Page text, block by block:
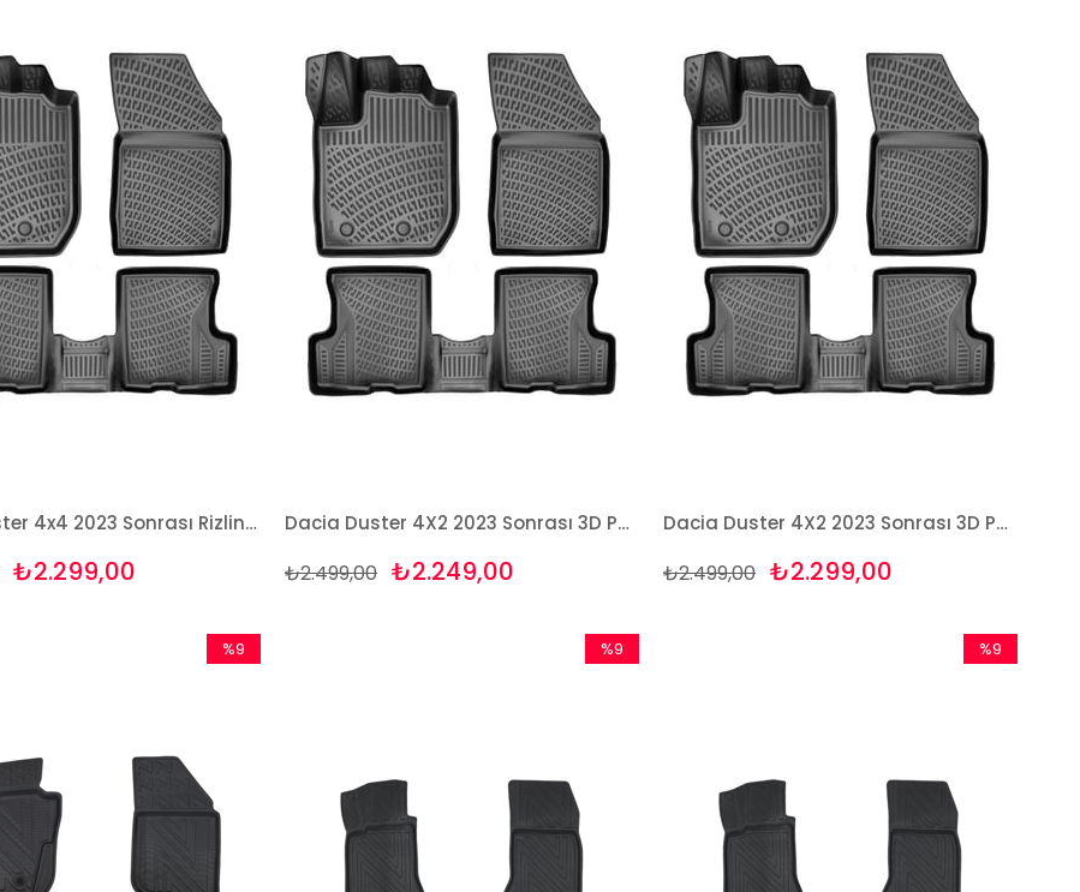
Dacia Duster 4x4 2023 Sonrası Rizline 3D Havuzlu Paspas Takımı
₺2.299,00
Dacia Duster 4X2 2023 Sonrası 3D Paspas Takımı Bizymo
₺2.249,00
₺2.499,00
Dacia Duster 4X2 2023 Sonrası 3D Paspas Takımı Rizline
₺2.299,00
₺2.499,00
%9
%9
%9